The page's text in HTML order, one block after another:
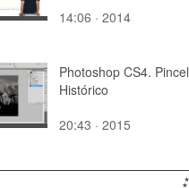
14:06 · 2014
Photoshop CS4. Pincel
Histórico
20:43 · 2015